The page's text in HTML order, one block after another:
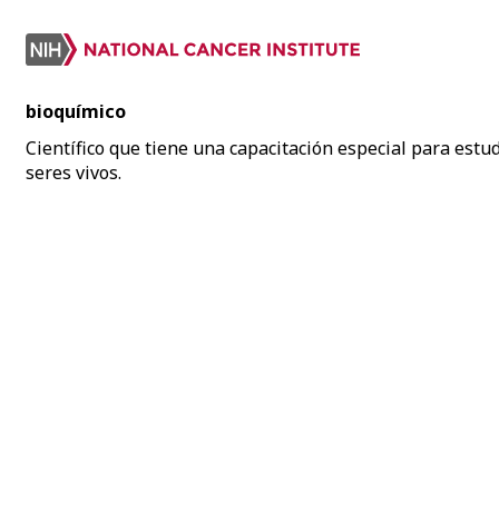
bioquímico
Científico que tiene una capacitación especial para
seres vivos.